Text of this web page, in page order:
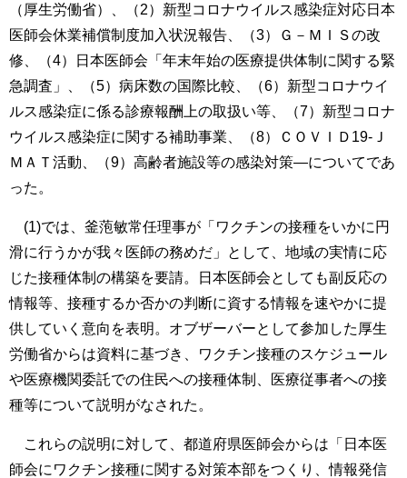
（厚生労働省）、（2）新型コロナウイルス感染症対応日本
医師会休業補償制度加入状況報告、（3）Ｇ－ＭＩＳの改
修、（4）日本医師会「年末年始の医療提供体制に関する緊
急調査」、（5）病床数の国際比較、（6）新型コロナウイ
ルス感染症に係る診療報酬上の取扱い等、（7）新型コロナ
ウイルス感染症に関する補助事業、（8）ＣＯＶＩＤ19-Ｊ
ＭＡＴ活動、（9）高齢者施設等の感染対策―についてであ
った。
(1)では、釜萢敏常任理事が「ワクチンの接種をいかに円
滑に行うかが我々医師の務めだ」として、地域の実情に応
じた接種体制の構築を要請。日本医師会としても副反応の
情報等、接種するか否かの判断に資する情報を速やかに提
供していく意向を表明。オブザーバーとして参加した厚生
労働省からは資料に基づき、ワクチン接種のスケジュール
や医療機関委託での住民への接種体制、医療従事者への接
種等について説明がなされた。
これらの説明に対して、都道府県医師会からは「日本医
師会にワクチン接種に関する対策本部をつくり、情報発信